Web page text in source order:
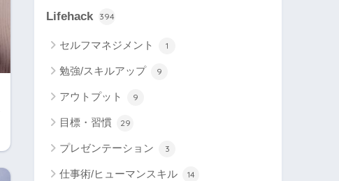
Lifehack 394
セルフマネジメント 1
勉強/スキルアップ 9
アウトプット 9
目標・習慣 29
プレゼンテーション 3
仕事術/ヒューマンスキル 14